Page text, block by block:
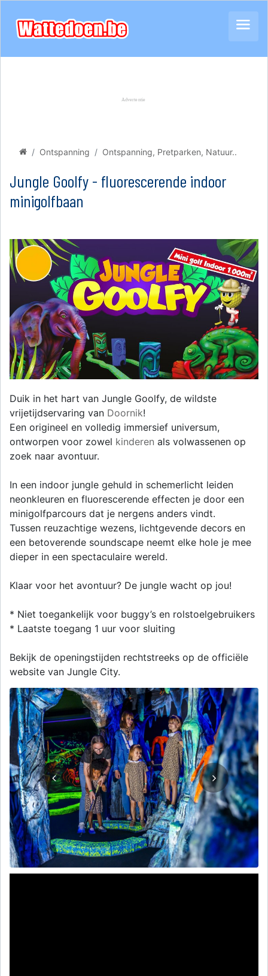
Ontspanning Ontspanning, Pretparken, Natuur..
Jungle Goolfy - fluorescerende indoor
minigolfbaan
Duik in het hart van Jungle Goolfy, de wildste
vrijetijdservaring van Doornik!
Een origineel en volledig immersief universum,
ontworpen voor zowel kinderen als volwassenen op
zoek naar avontuur.
In een indoor jungle gehuld in schemerlicht leiden
neonkleuren en fluorescerende effecten je door een
minigolfparcours dat je nergens anders vindt.
Tussen reuzachtige wezens, lichtgevende decors en
een betoverende soundscape neemt elke hole je mee
dieper in een spectaculaire wereld.
Klaar voor het avontuur? De jungle wacht op jou!
* Niet toegankelijk voor buggy’s en rolstoelgebruikers
* Laatste toegang 1 uur voor sluiting
Bekijk de openingstijden rechtstreeks op de officiële
website van Jungle City.